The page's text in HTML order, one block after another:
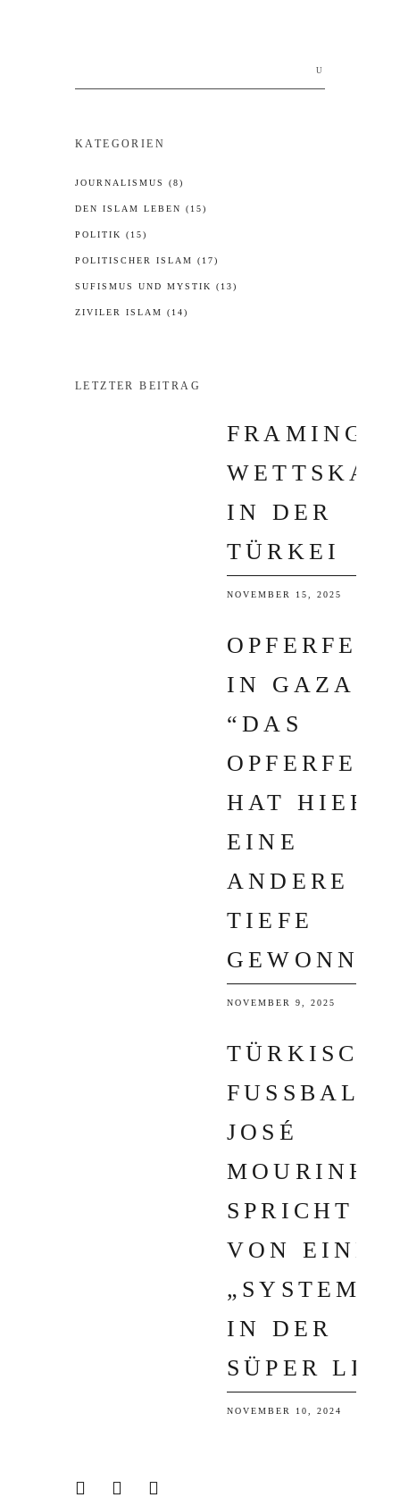
KATEGORIEN
JOURNALISMUS (8)
DEN ISLAM LEBEN (15)
POLITIK (15)
POLITISCHER ISLAM (17)
SUFISMUS UND MYSTIK (13)
ZIVILER ISLAM (14)
LETZTER BEITRAG
FRAMING
IN DER
TÜRKEI
NOVEMBER 15, 2025
OPFERFEST
IN GAZA:
“DAS
OPFERFEST
HAT HIER
EINE
ANDERE
TIEFE
NOVEMBER 9, 2025
FUSSBALL: J
OSÉ M
OURINHO S
PRICHT V
ON EINEM „
SYSTEM“ I
N DER S
ÜPER LIG
NOVEMBER 10, 2024